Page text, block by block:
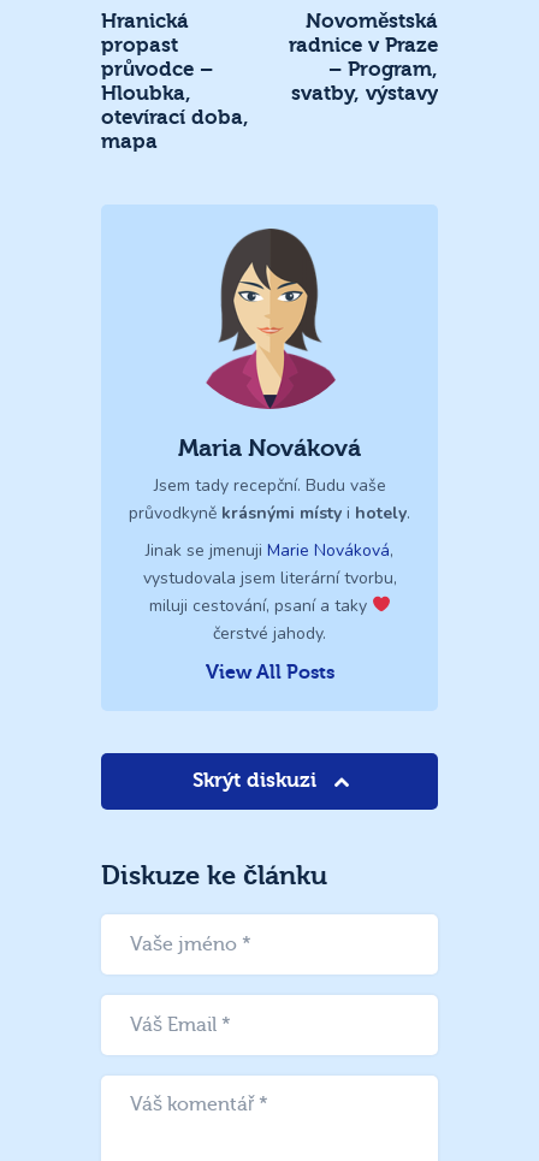
Hranická
propast
průvodce –
Hloubka,
otevírací doba,
mapa
Novoměstská
radnice v Praze
– Program,
svatby, výstavy
Maria Nováková
Jsem tady recepční. Budu vaše
průvodkyně krásnými místy i hotely.
Jinak se jmenuji Marie Nováková,
vystudovala jsem literární tvorbu,
miluji cestování, psaní a taky
čerstvé jahody.
View All Posts
Skrýt diskuzi
Diskuze ke článku